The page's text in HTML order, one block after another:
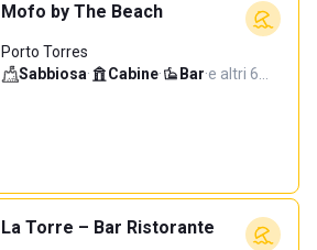
Mofo by The Beach
Porto Torres
Sabbiosa· Cabine· Bar·e altri 6…
La Torre – Bar Ristorante